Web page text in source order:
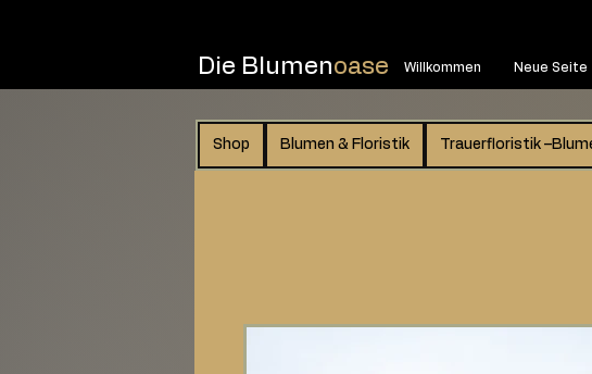
Die Blumenoase Willkommen Neue Seite
Shop Blumen & Floristik Trauerfloristik